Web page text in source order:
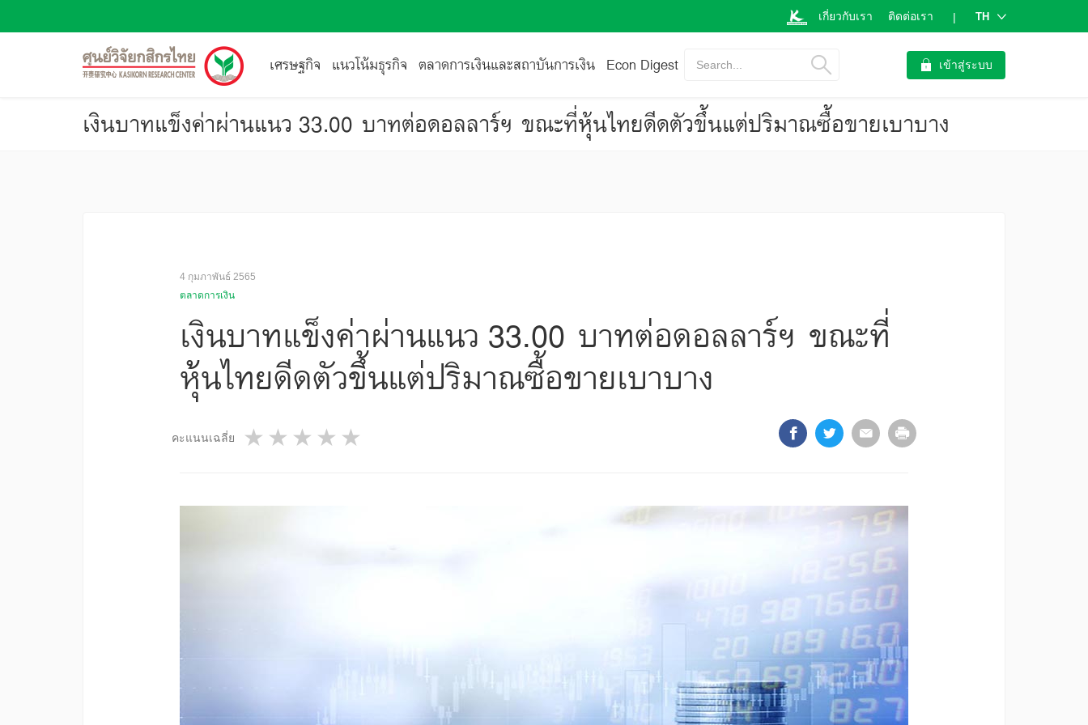
เกี่ยวกับเรา ติดต่อเรา | TH
เศรษฐกิจ แนวโน้มธุรกิจ ตลาดการเงินและสถาบันการเงิน Econ Digest Search... เข้าสู่ระบบ
เงินบาทแข็งค่าผ่านแนว 33.00 บาทต่อดอลลาร์ฯ ขณะที่หุ้นไทยดีดตัวขึ้นแต่ปริมาณซื้อขายเบาบาง
4 กุมภาพันธ์ 2565
ตลาดการเงิน
เงินบาทแข็งค่าผ่านแนว 33.00 บาทต่อดอลลาร์ฯ ขณะที่
หุ้นไทยดีดตัวขึ้นแต่ปริมาณซื้อขายเบาบาง
คะแนนเฉลี่ย 4 stars
3 stars
2 stars
1 star